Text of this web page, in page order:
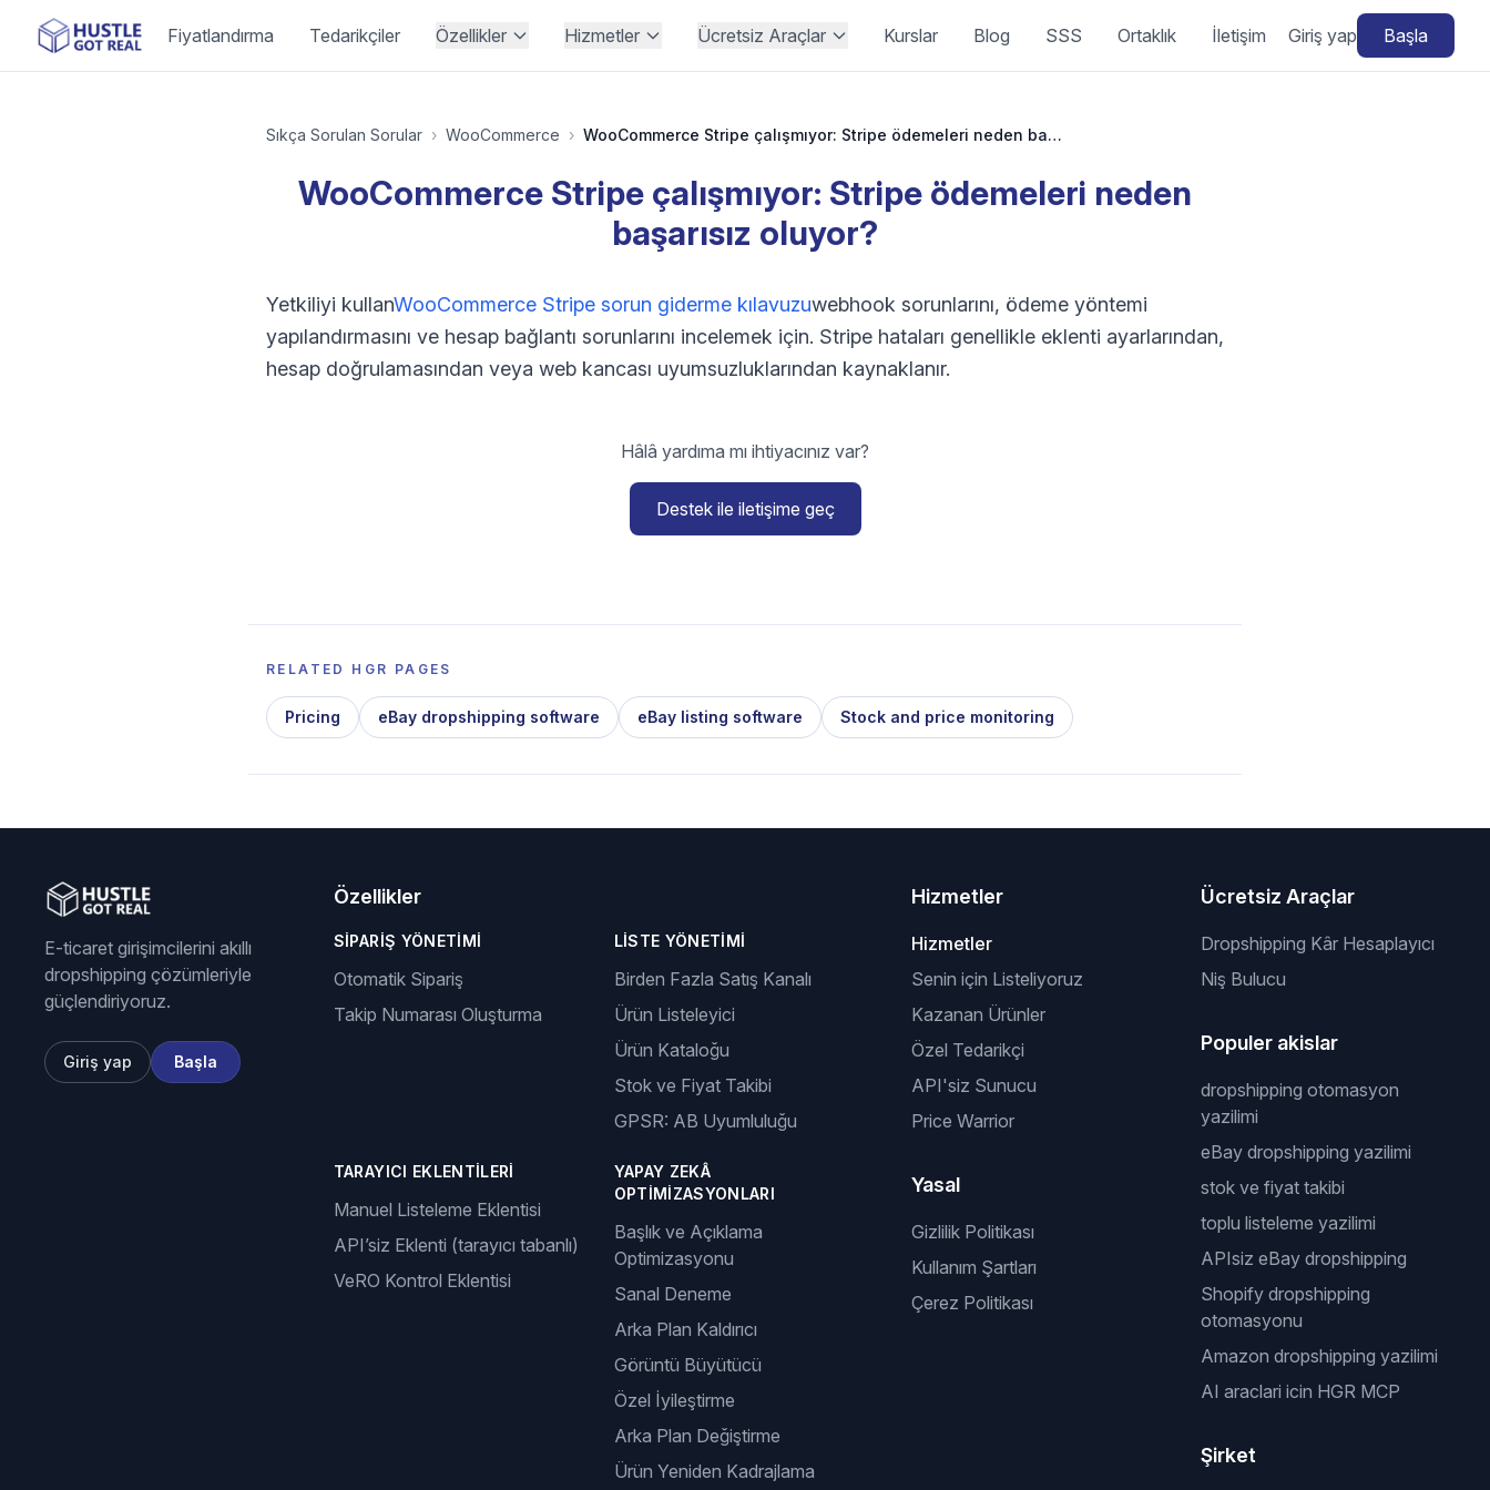
Fiyatlandırma Tedarikçiler Özellikler Hizmetler Ücretsiz Araçlar Kurslar Blog SSS Ortaklık İletişim Giriş yap Başla
Sıkça Sorulan Sorular › WooCommerce › WooCommerce Stripe çalışmıyor: Stripe ödemeleri neden başarısız oluyor?
WooCommerce Stripe çalışmıyor: Stripe ödemeleri neden
başarısız oluyor?
Yetkiliyi kullanWooCommerce Stripe sorun giderme kılavuzuwebhook sorunlarını, ödeme yöntemi
yapılandırmasını ve hesap bağlantı sorunlarını incelemek için. Stripe hataları genellikle eklenti ayarlarından,
hesap doğrulamasından veya web kancası uyumsuzluklarından kaynaklanır.
Hâlâ yardıma mı ihtiyacınız var?
Destek ile iletişime geç
RELATED HGR PAGES
Pricing eBay dropshipping software eBay listing software Stock and price monitoring
E-ticaret girişimcilerini akıllı
dropshipping çözümleriyle
güçlendiriyoruz.
Giriş yap Başla
Özellikler
SIPARIŞ YÖNETIMI
Otomatik Sipariş
Takip Numarası Oluşturma
LISTE YÖNETIMI
Birden Fazla Satış Kanalı
Ürün Listeleyici
Ürün Kataloğu
Stok ve Fiyat Takibi
GPSR: AB Uyumluluğu
TARAYICI EKLENTILERI
Manuel Listeleme Eklentisi
API’siz Eklenti (tarayıcı tabanlı)
VeRO Kontrol Eklentisi
YAPAY ZEKÂ
OPTIMIZASYONLARI
Başlık ve Açıklama
Optimizasyonu
Sanal Deneme
Arka Plan Kaldırıcı
Görüntü Büyütücü
Özel İyileştirme
Arka Plan Değiştirme
Ürün Yeniden Kadrajlama
Hizmetler
Hizmetler
Senin için Listeliyoruz
Kazanan Ürünler
Özel Tedarikçi
API'siz Sunucu
Price Warrior
Yasal
Gizlilik Politikası
Kullanım Şartları
Çerez Politikası
Ücretsiz Araçlar
Dropshipping Kâr Hesaplayıcı
Niş Bulucu
Populer akislar
dropshipping otomasyon
yazilimi
eBay dropshipping yazilimi
stok ve fiyat takibi
toplu listeleme yazilimi
APIsiz eBay dropshipping
Shopify dropshipping
otomasyonu
Amazon dropshipping yazilimi
AI araclari icin HGR MCP
Şirket